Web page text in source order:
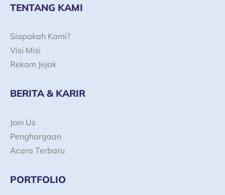
o
o
f
g
r
b
e
d
i
TENTANG KAMI
Siapakah Kami?
Visi Misi
Rekam Jejak
BERITA & KARIR
Join Us
Penghargaan
Acara Terbaru
PORTFOLIO